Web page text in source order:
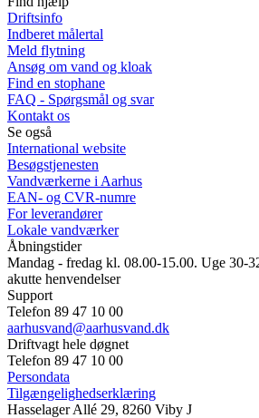
Driftsinfo
Indberet målertal
Meld flytning
Ansøg om vand og kloak
Find en stophane
FAQ - Spørgsmål og svar
Kontakt os
Se også
International website
Besøgstjenesten
Vandværkerne i Aarhus
EAN- og CVR-numre
For leverandører
Lokale vandværker
Åbningstider
Mandag - fredag kl. 08.00-15.00. Uge 30-
akutte henvendelser
Support
Telefon 89 47 10 00
aarhusvand@aarhusvand.dk
Driftvagt hele døgnet
Telefon 89 47 10 00
Persondata
Tilgængelighedserklæring
Hasselager Allé 29, 8260 Viby J